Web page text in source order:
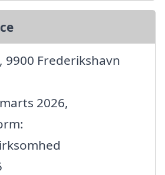
Frederikshavn
2026,